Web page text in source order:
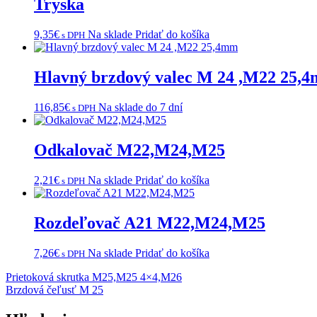
Tryska
9,35€ s DPH Na sklade Pridať do košíka
Hlavný brzdový valec M 24 ,M22
116,85€ s DPH Na sklade do 7 dní
Odkalovač M22,M24,M25
2,21€ s DPH Na sklade Pridať do košíka
Rozdeľovač A21 M22,M24,M25
7,26€ s DPH Na sklade Pridať do košíka
Navigácia
v
Prietoková skrutka M25,M25 4×4,M26
Brzdová čeľusť M 25